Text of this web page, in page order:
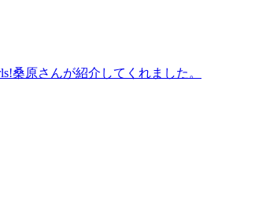
桑原さんが紹介してくれました。